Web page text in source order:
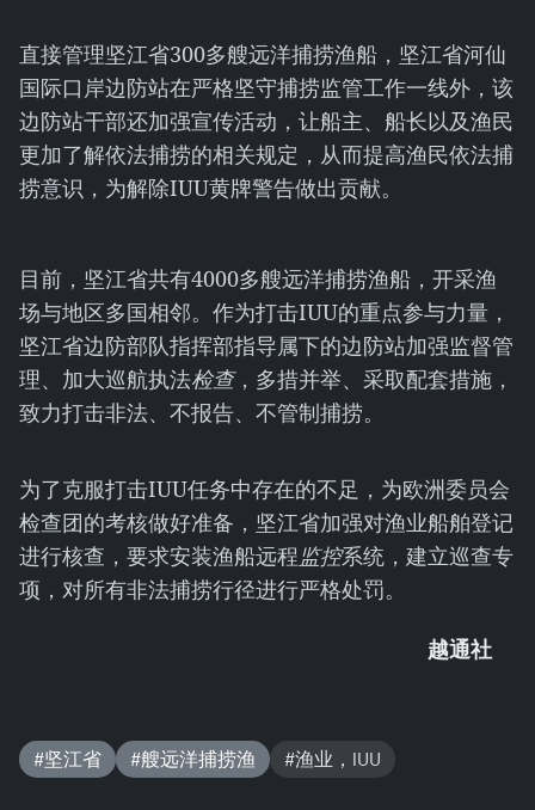
直接管理坚江省300多艘远洋捕捞渔船，坚江省河仙
国际口岸边防站在严格坚守捕捞监管工作一线外，该
边防站干部还加强宣传活动，让船主、船长以及渔民
更加了解依法捕捞的相关规定，从而提高渔民依法捕
捞意识，为解除IUU黄牌警告做出贡献。
目前，坚江省共有4000多艘远洋捕捞渔船，开采渔
场与地区多国相邻。作为打击IUU的重点参与力量，
坚江省边防部队指挥部指导属下的边防站加强监督管
理、加大巡航执法检查，多措并举、采取配套措施，
致力打击非法、不报告、不管制捕捞。
为了克服打击IUU任务中存在的不足，为欧洲委员会
检查团的考核做好准备，坚江省加强对渔业船舶登记
进行核查，要求安装渔船远程监控系统，建立巡查专
项，对所有非法捕捞行径进行严格处罚。
越通社
#坚江省 #艘远洋捕捞渔 #渔业，IUU